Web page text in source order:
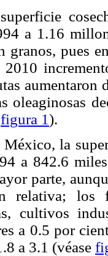
a 1.16
granos, pues
2010
aumentaron
oleaginosas
figura 1).
la
a 842.6
parte,
relativa; los
cultivos
a 0.5 por
a 3.1 (véase